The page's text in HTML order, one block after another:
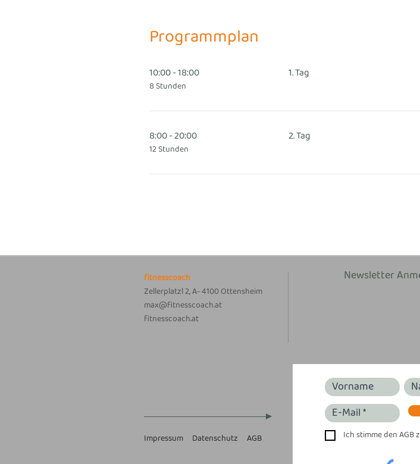
Programmplan
10:00 - 18:00
8 Stunden
1. Tag
8:00 - 20:00
12 Stunden
2. Tag
fitnesscoach
Zellerplatzl 2, A- 4100 Ottensheim
max@fitnesscoach.at
fitnesscoach.at
Newsletter
Impressum Datenschutz AGB
Ich stimme den AGB